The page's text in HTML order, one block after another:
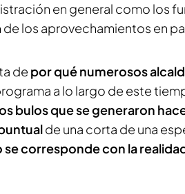
en general como los
de los aprovechamientos en
de por qué numerosos
a lo largo de este
bulos que se generaron
de una corta de una
corresponde con la